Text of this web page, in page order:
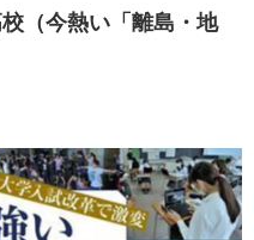
（今熱い「離島・地